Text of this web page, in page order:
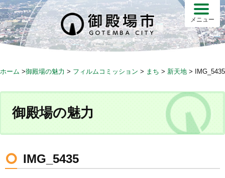
S
k
i
p
o
メニュー
ホーム >御殿場の魅力 > フィルムコミッション > まち > 新天地 > IMG_5435
御殿場の魅力
IMG_5435